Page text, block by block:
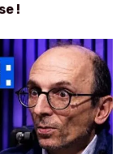
!